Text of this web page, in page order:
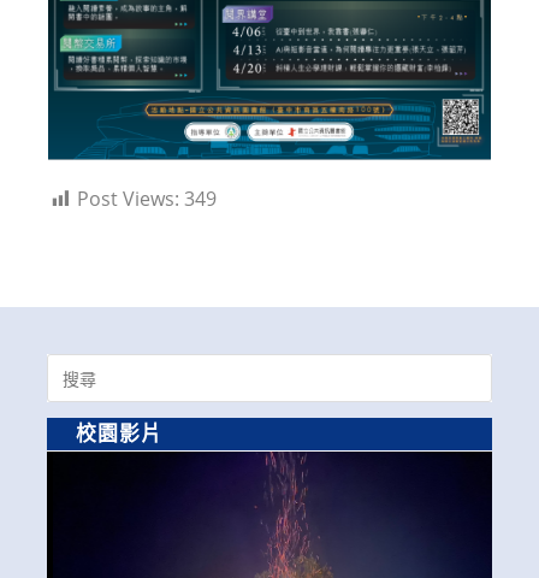
Post Views: 349
for:
校園影片